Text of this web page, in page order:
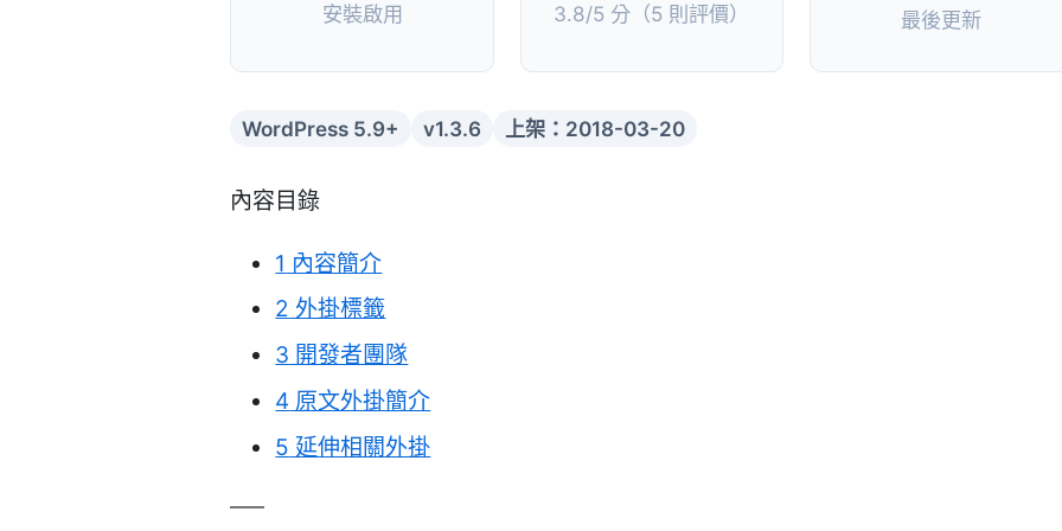
安裝啟用 3.8/5 分（5 則評價） 最後更新
WordPress 5.9+ v1.3.6 上架：2018-03-20
內容目錄
1 內容簡介
2 外掛標籤
3 開發者團隊
4 原文外掛簡介
5 延伸相關外掛